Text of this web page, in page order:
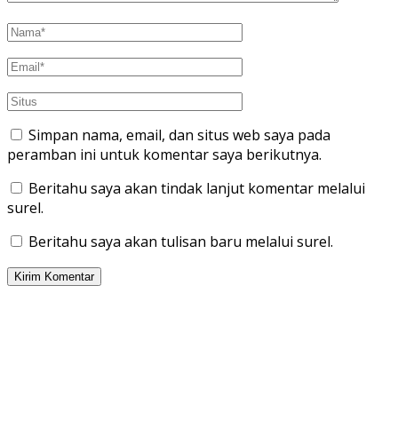
Simpan nama, email, dan situs web saya pada
peramban ini untuk komentar saya berikutnya.
Beritahu saya akan tindak lanjut komentar melalui
surel.
Beritahu saya akan tulisan baru melalui surel.